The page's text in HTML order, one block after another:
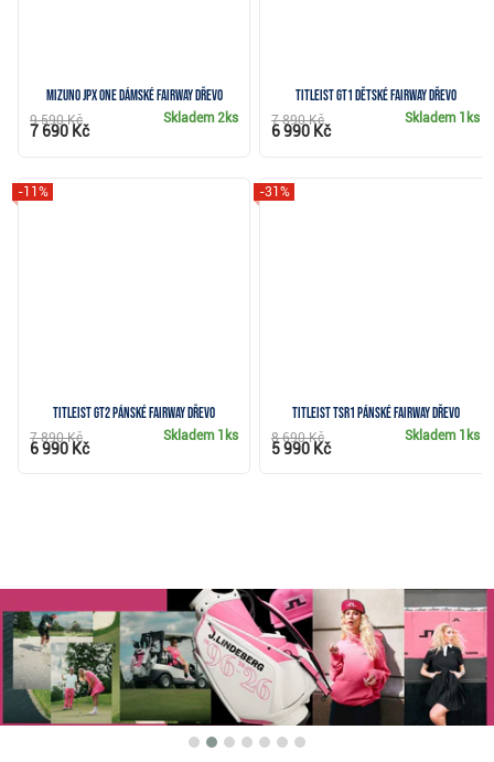
Mizuno JPX ONE dámské fairway dřevo
Skladem2ks
9 590 Kč
7 690 Kč
Titleist GT1 dětské fairway dřevo
Skladem 1ks
7 890 Kč
6 990 Kč
Titleist GT2 pánské fairway dřevo
-11%
Skladem 1ks
7 890 Kč
6 990 Kč
Titleist TSR1 pánské fairway dřevo
-31%
Skladem 1ks
8 690 Kč
5 990 Kč